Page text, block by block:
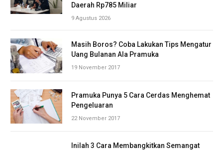
Daerah Rp785 Miliar
9 Agustus 2026
Masih Boros? Coba Lakukan Tips Mengatur
Uang Bulanan Ala Pramuka
19 November 2017
Pramuka Punya 5 Cara Cerdas Menghemat
Pengeluaran
22 November 2017
Inilah 3 Cara Membangkitkan Semangat